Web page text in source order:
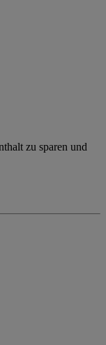
zu sparen und